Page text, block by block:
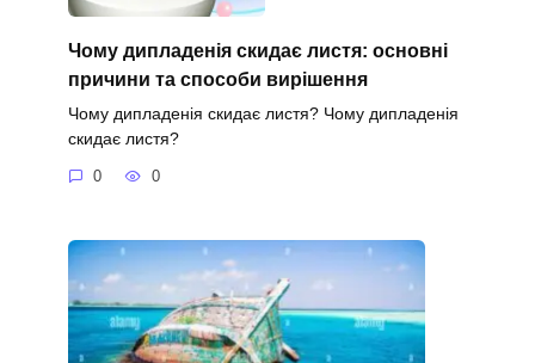
Чому дипладенія скидає листя: основні
причини та способи вирішення
Чому дипладенія скидає листя? Чому дипладенія
скидає листя?
0 0